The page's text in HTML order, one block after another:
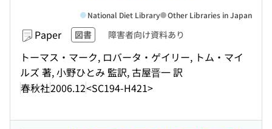
Paper 図書 障害者向け資料あり
トーマス・マーク, ロバータ・ゲイリー, トム・マイ
ルズ 著, 小野ひとみ 監訳, 古屋晋一 訳
春秋社2006.12<SC194-H421>
National Diet Library Other Libraries in Japan